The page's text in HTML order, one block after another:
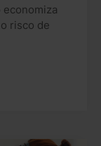
risco de